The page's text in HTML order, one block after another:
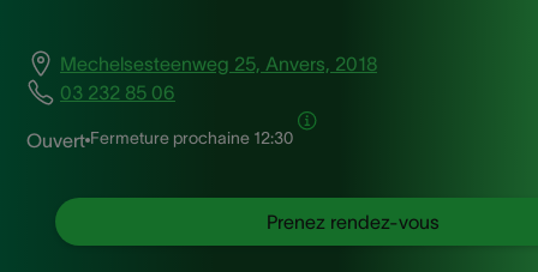
Mechelsesteenweg 25, Anvers, 2018
03 232 85 06
Ouvert Fermeture prochaine 12:30
Prenez rendez-vous